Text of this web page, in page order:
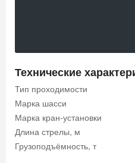
Технические
Тип проходимости
Марка шасси
Марка кран-установки
Длина стрелы, м
Грузоподъёмность, т